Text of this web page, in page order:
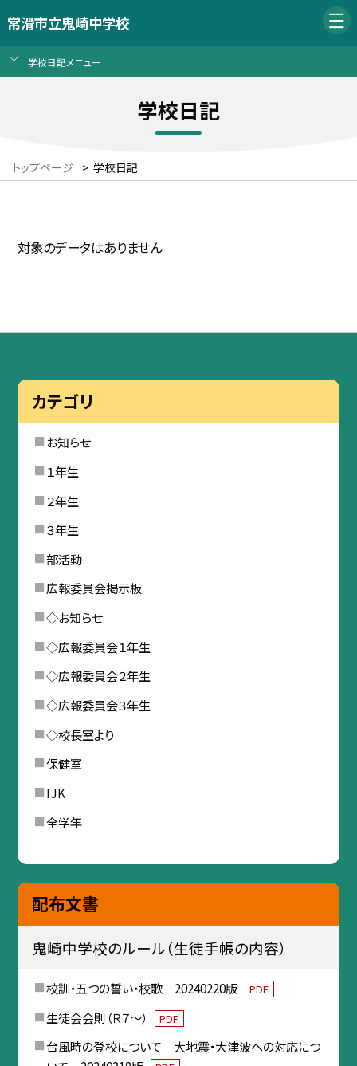
常滑市立鬼崎中学校
学校日記メニュー
学校日記
トップページ > 学校日記
対象のデータはありません
カテゴリ
お知らせ
１年生
２年生
３年生
部活動
広報委員会掲示板
◇お知らせ
◇広報委員会１年生
◇広報委員会２年生
◇広報委員会３年生
◇校長室より
保健室
IJK
全学年
配布文書
鬼崎中学校のルール（生徒手帳の内容）
校訓・五つの誓い・校歌 20240220版 PDF
生徒会会則（Ｒ７～） PDF
台風時の登校について 大地震・大津波への対応につ